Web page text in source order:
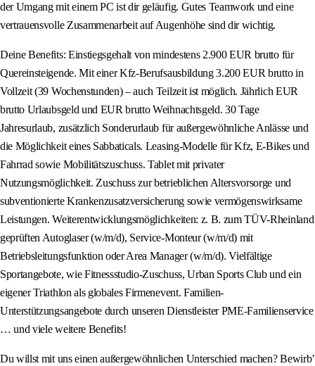
der Umgang mit einem PC ist dir geläufig. Gutes Teamwork und eine
vertrauensvolle Zusammenarbeit auf Augenhöhe sind dir wichtig.
Deine Benefits: Einstiegsgehalt von mindestens 2.900 EUR brutto für
Quereinsteigende. Mit einer Kfz-Berufsausbildung 3.200 EUR brutto in
Vollzeit (39 Wochenstunden) – auch Teilzeit ist möglich. Jährlich EUR
brutto Urlaubsgeld und EUR brutto Weihnachtsgeld. 30 Tage
Jahresurlaub, zusätzlich Sonderurlaub für außergewöhnliche Anlässe und
die Möglichkeit eines Sabbaticals. Leasing-Modelle für Kfz, E-Bikes und
Fahrrad sowie Mobilitätszuschuss. Tablet mit privater
Nutzungsmöglichkeit. Zuschuss zur betrieblichen Altersvorsorge und
subventionierte Krankenzusatzversicherung sowie vermögenswirksame
Leistungen. Weiterentwicklungsmöglichkeiten: z. B. zum TÜV-Rheinland
geprüften Autoglaser (w/m/d), Service-Monteur (w/m/d) mit
Betriebsleitungsfunktion oder Area Manager (w/m/d). Vielfältige
Sportangebote, wie Fitnessstudio-Zuschuss, Urban Sports Club und ein
eigener Triathlon als globales Firmenevent. Familien-
Unterstützungsangebote durch unseren Dienstleister PME-Familienservice
… und viele weitere Benefits!
Du willst mit uns einen außergewöhnlichen Unterschied machen? Bewirb’